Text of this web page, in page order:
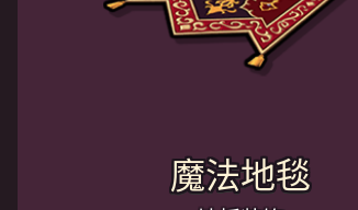
魔法地毯